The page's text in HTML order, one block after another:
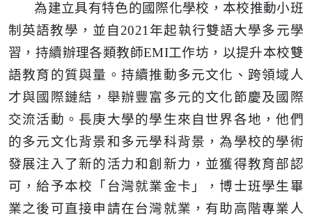
為建立具有特色的國際化學校，本校推動小班
制英語教學，並自2021年起執行雙語大學多元學
習，持續辦理各類教師EMI工作坊，以提升本校雙
語教育的質與量。持續推動多元文化、跨領域人
才與國際鏈結，舉辦豐富多元的文化節慶及國際
交流活動。長庚大學的學生來自世界各地，他們
的多元文化背景和多元學科背景，為學校的學術
發展注入了新的活力和創新力，並獲得教育部認
可，給予本校「台灣就業金卡」，博士班學生畢
業之後可直接申請在台灣就業，有助高階專業人